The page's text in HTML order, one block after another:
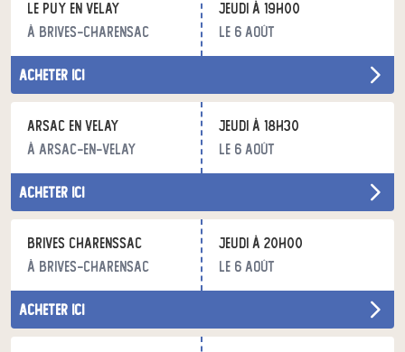
Le Puy en Velay
à Brives-Charensac
jeudi à 19h00
le 6 août
acheter ici
Arsac en velay
à Arsac-en-Velay
jeudi à 18h30
le 6 août
acheter ici
Brives Charenssac
à Brives-Charensac
jeudi à 20h00
le 6 août
acheter ici